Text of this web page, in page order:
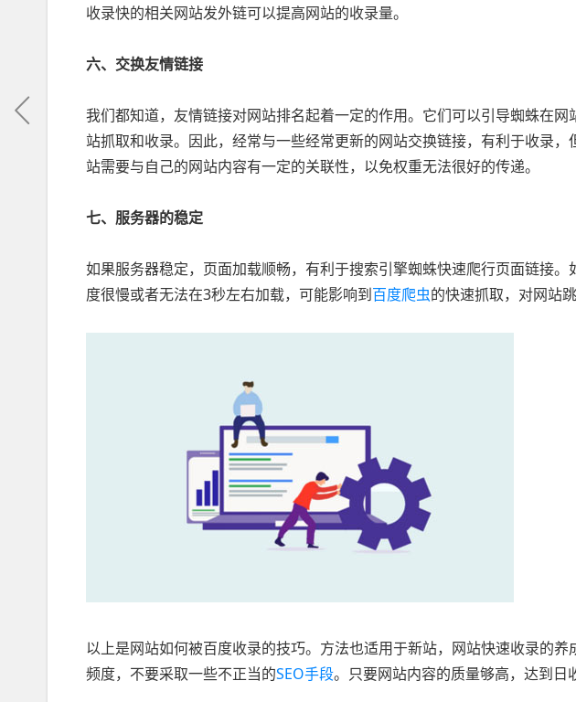
收录快的相关网站发外链可以提高网站的收录量。
六、交换友情链接
我们都知道，友情链接对网站排名起着一定的作用。它们可以引导蜘蛛在
站抓取和收录。因此，经常与一些经常更新的网站交换链接，有利于收录
站需要与自己的网站内容有一定的关联性，以免权重无法很好的传递。
七、服务器的稳定
如果服务器稳定，页面加载顺畅，有利于搜索引擎蜘蛛快速爬行页面链接
度很慢或者无法在3秒左右加载，可能影响到百度爬虫的快速抓取，对网站
以上是网站如何被百度收录的技巧。方法也适用于新站，网站快速收录的
频度，不要采取一些不正当的SEO手段。只要网站内容的质量够高，达到日